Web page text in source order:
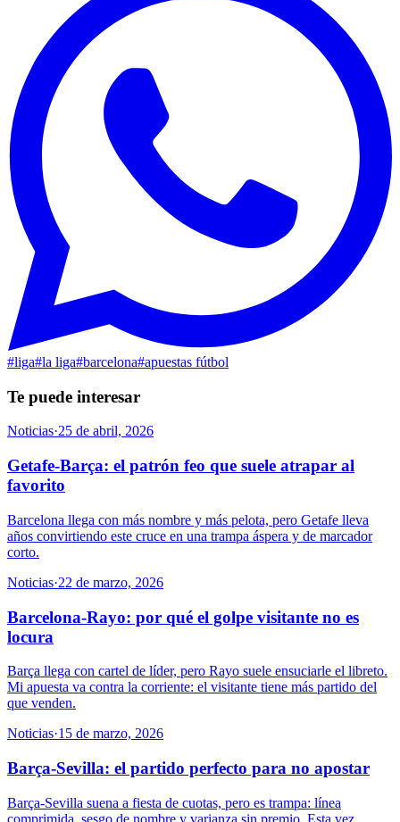
#liga#la liga#barcelona#apuestas fútbol
Te puede interesar
Noticias·25 de abril, 2026
Getafe-Barça: el patrón feo que suele atrapar al
favorito
Barcelona llega con más nombre y más pelota, pero Getafe lleva
años convirtiendo este cruce en una trampa áspera y de marcador
corto.
Noticias·22 de marzo, 2026
Barcelona-Rayo: por qué el golpe visitante no es
locura
Barça llega con cartel de líder, pero Rayo suele ensuciarle el libreto.
Mi apuesta va contra la corriente: el visitante tiene más partido del
que venden.
Noticias·15 de marzo, 2026
Barça-Sevilla: el partido perfecto para no apostar
Barça-Sevilla suena a fiesta de cuotas, pero es trampa: línea
comprimida, sesgo de nombre y varianza sin premio. Esta vez,